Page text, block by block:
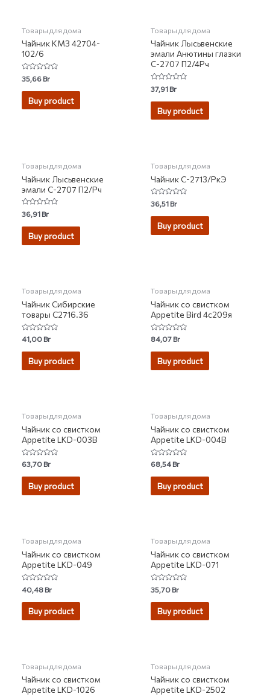
Товары для дома
Чайник КМЗ 42704-
102/6
Rated
0
out
35,66Br
Buy product
Товары для дома
Чайник Лысьвенские
эмали Анютины глазки
С-2707 П2/4Рч
Rated
0
out
37,91Br
Buy product
Товары для дома
Чайник Лысьвенские
эмали С-2707 П2/Рч
Rated
0
out
36,91Br
Buy product
Товары для дома
Чайник С-2713/РкЭ
Rated
0
out
36,51Br
Buy product
Товары для дома
Чайник Сибирские
товары С2716.36
Rated
0
out
41,00Br
Buy product
Товары для дома
Чайник со свистком
Appetite Bird 4с209я
Rated
0
out
84,07Br
Buy product
Товары для дома
Чайник со свистком
Appetite LKD-003B
Rated
0
out
63,70Br
Buy product
Товары для дома
Чайник со свистком
Appetite LKD-004B
Rated
0
out
68,54Br
Buy product
Товары для дома
Чайник со свистком
Appetite LKD-049
Rated
0
out
40,48Br
Buy product
Товары для дома
Чайник со свистком
Appetite LKD-071
Rated
0
out
35,70Br
Buy product
Товары для дома
Чайник со свистком
Appetite LKD-1026
Товары для дома
Чайник со свистком
Appetite LKD-2502